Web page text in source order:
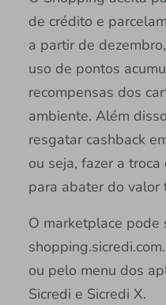
de crédito e
a partir de
uso de pontos
recompensas dos
ambiente. Além
resgatar cashback
ou seja, fazer a
para abater do valor
O marketplace pode
ou pelo menu dos
Sicredi e Sicredi X.